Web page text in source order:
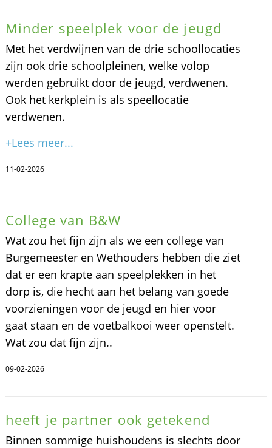
Minder speelplek voor de jeugd
Met het verdwijnen van de drie schoollocaties
zijn ook drie schoolpleinen, welke volop
werden gebruikt door de jeugd, verdwenen.
Ook het kerkplein is als speellocatie
verdwenen.
+Lees meer...
11-02-2026
College van B&W
Wat zou het fijn zijn als we een college van
Burgemeester en Wethouders hebben die ziet
dat er een krapte aan speelplekken in het
dorp is, die hecht aan het belang van goede
voorzieningen voor de jeugd en hier voor
gaat staan en de voetbalkooi weer openstelt.
Wat zou dat fijn zijn..
09-02-2026
heeft je partner ook getekend
Binnen sommige huishoudens is slechts door